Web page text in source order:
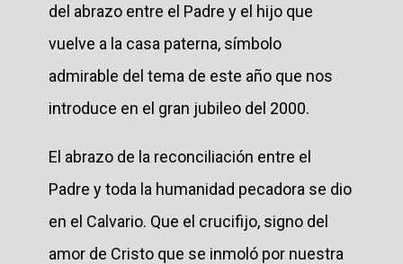
del abrazo entre el Padre y el hijo que
vuelve a la casa paterna, símbolo
admirable del tema de este año que nos
introduce en el gran jubileo del 2000.
El abrazo de la reconciliación entre el
Padre y toda la humanidad pecadora se dio
en el Calvario. Que el crucifijo, signo del
amor de Cristo que se inmoló por nuestra